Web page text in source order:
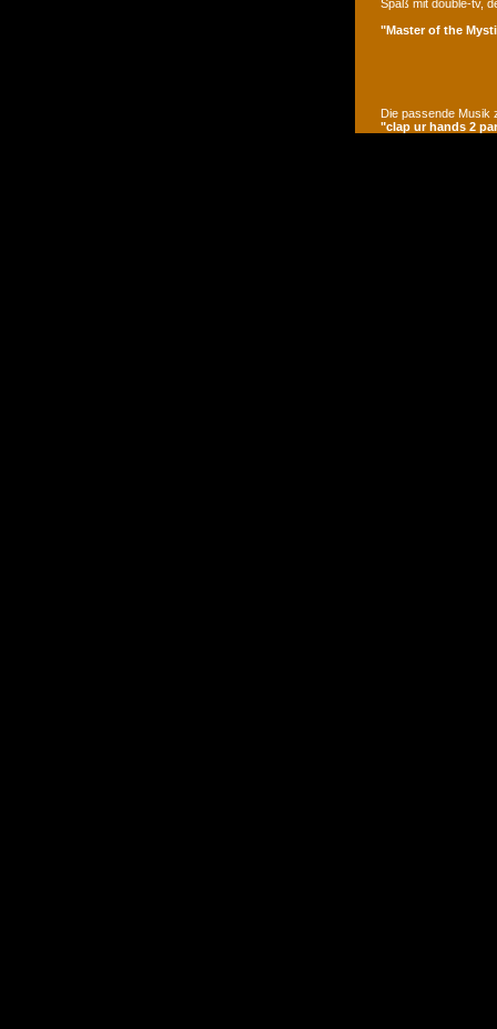
Spaß mit double-tv,
"Master of the
Die passende Musik
"clap ur hands 2